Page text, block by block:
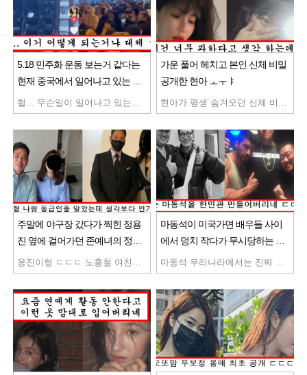
5.18 민주화 운동 보는거 같다는
현재 중국에서 일어나고 있는 상
황
가운 풀어 헤치고 본인 신체 비밀
공개한 현아 ㅗㅜㅑ
주말에 야구장 갔다가 찍힌 정용
진 옆에 걸어가던 존예녀의 정체
ㄷ
마동석이 미국가면 배우들 사이
에서 덩치 작다가 무시당하는 이
유